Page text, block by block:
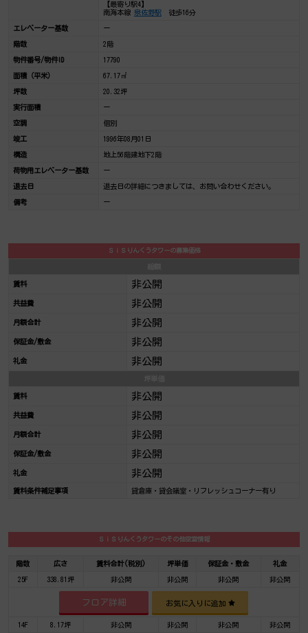
【最寄り駅4】
南海本線 泉佐野駅徒歩16分
エレベーター基数 ー
階数 2階
物件番号/物件ID 17790
面積（平米） 67.17㎡
坪数 20.32坪
実行面積 ー
空調 個別
竣工 1996年08月01日
構造 地上56階建地下2階
荷物用エレベーター基数 ー
退去日 退去日の詳細につきましては、お問い合わせください。
備考 ー
ＳｉＳりんくうタワーの募集価格
賃料 非公開
共益費 非公開
月額合計 非公開
保証金/敷金 非公開
礼金 非公開
賃料 非公開
共益費 非公開
月額合計 非公開
保証金/敷金 非公開
礼金 非公開
賃料条件補足事項 貸倉庫・貸会議室・リフレッシュコーナー有り
ＳｉＳりんくうタワーのその他空室情報
階数 広さ 賃料合計(税別) 坪単価 保証金・敷金 礼金
25F 338.81坪 非公開 非公開 非公開 非公開
フロア詳細 お気に入りに追加
14F 8.17坪 非公開 非公開 非公開 非公開